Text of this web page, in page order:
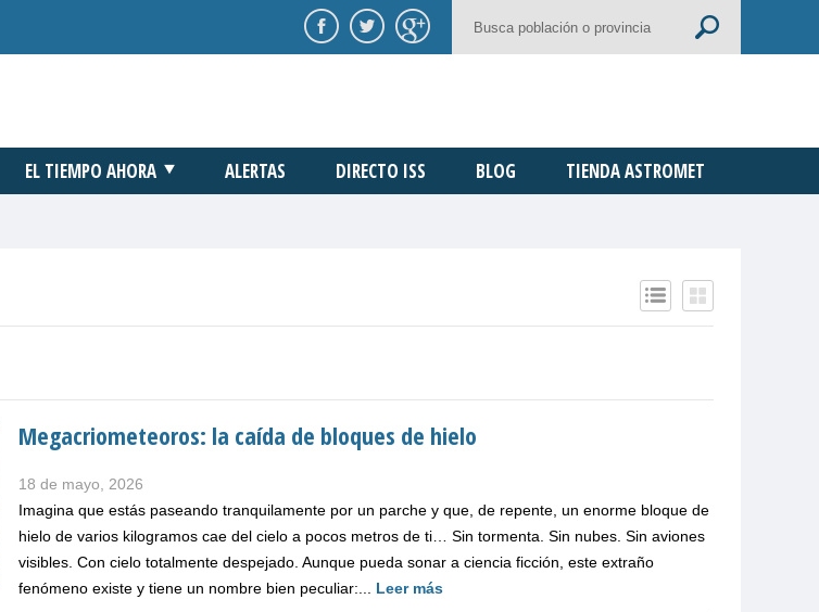
EL TIEMPO AHORA ALERTAS DIRECTO ISS BLOG TIENDA ASTROMET
Megacriometeoros: la caída de bloques de hielo
18 de mayo, 2026
Imagina que estás paseando tranquilamente por un parche y que, de repente, un enorme bloque de
hielo de varios kilogramos cae del cielo a pocos metros de ti… Sin tormenta. Sin nubes. Sin aviones
visibles. Con cielo totalmente despejado. Aunque pueda sonar a ciencia ficción, este extraño
fenómeno existe y tiene un nombre bien peculiar:... Leer más